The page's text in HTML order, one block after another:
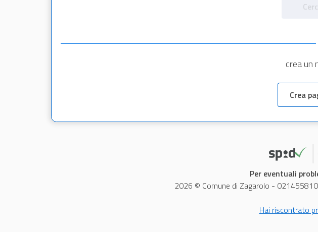
crea un
Crea
Per eventuali
2026 © Comune di Zagarolo -
Hai riscontrato